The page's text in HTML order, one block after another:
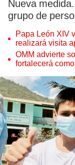
Nueva
grupo de
Papa León XIV
realizará visita
OMM advierte
fortalecerá